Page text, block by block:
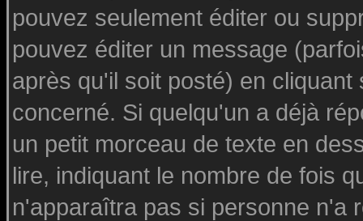
pouvez seulement éditer ou
pouvez éditer un message
après qu'il soit posté) en
concerné. Si quelqu'un a déjà
un petit morceau de texte en
lire, indiquant le nombre de fois
n'apparaîtra pas si personne n'a